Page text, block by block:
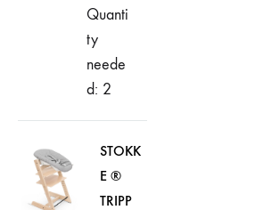
Quanti
ty
neede
d: 2
STOKK
E ®
TRIPP